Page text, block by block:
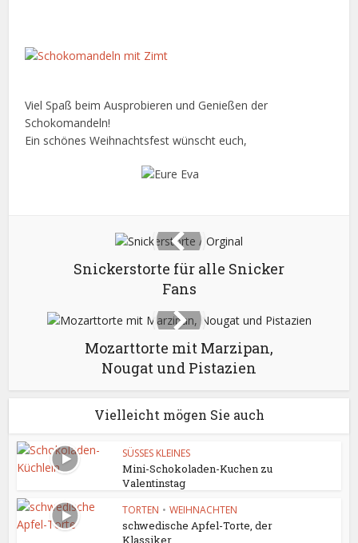
Viel Spaß beim Ausprobieren und Genießen der
Schokomandeln!
Ein schönes Weihnachtsfest wünscht euch,
Snickerstorte für alle Snicker
Fans
Mozarttorte mit Marzipan,
Nougat und Pistazien
Vielleicht mögen Sie auch
SÜSSES KLEINES
Mini-Schokoladen-Kuchen zu
Valentinstag
TORTEN • WEIHNACHTEN
schwedische Apfel-Torte, der
Klassiker